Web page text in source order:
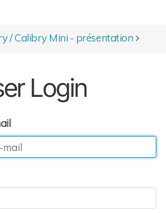
/ Calibry Mini - présentation
Login